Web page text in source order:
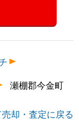
瀬棚郡今金町
却・査定に戻る